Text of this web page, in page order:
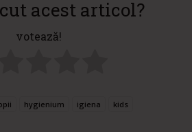
acest articol?
votează!
hygienium igiena kids